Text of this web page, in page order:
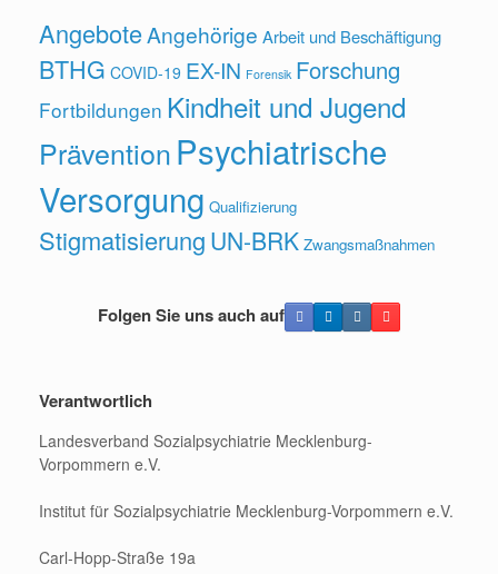
AngeboteAngehörige Arbeit und Beschäftigung
BTHG COVID-19 EX-IN Forensik Forschung
Fortbildungen Kindheit und Jugend
PräventionPsychiatrische
Versorgung Qualifizierung
Stigmatisierung UN-BRK Zwangsmaßnahmen
Folgen Sie uns auch auf
Verantwortlich
Landesverband Sozialpsychiatrie Mecklenburg-
Vorpommern e.V.
Institut für Sozialpsychiatrie Mecklenburg-Vorpommern e.V.
Carl-Hopp-Straße 19a